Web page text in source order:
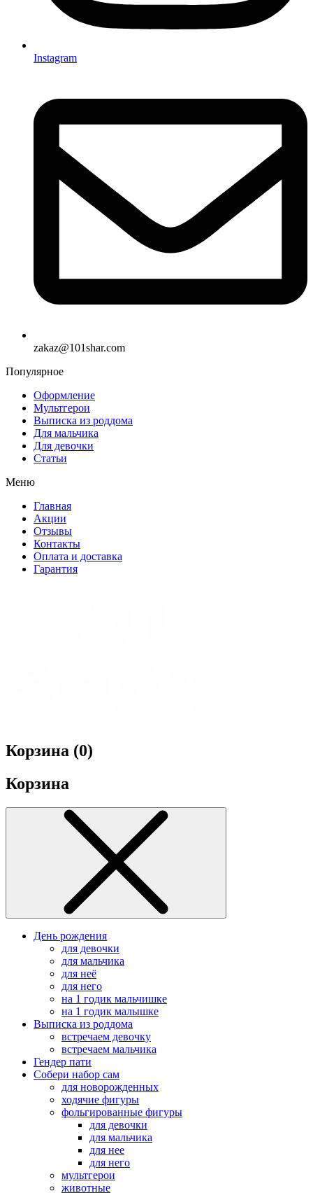
Instagram
zakaz@101shar.com
Популярное
Оформление
Мультгерои
Выписка из роддома
Для мальчика
Для девочки
Статьи
Меню
Главная
Акции
Отзывы
Контакты
Оплата и доставка
Гарантия
Корзина (0)
Корзина
День рождения
для девочки
для мальчика
для неё
для него
на 1 годик мальчишке
на 1 годик малышке
Выписка из роддома
встречаем девочку
встречаем мальчика
Гендер пати
Собери набор сам
для новорожденных
ходячие фигуры
фольгированные фигуры
для девочки
для мальчика
для нее
для него
мультгерои
животные